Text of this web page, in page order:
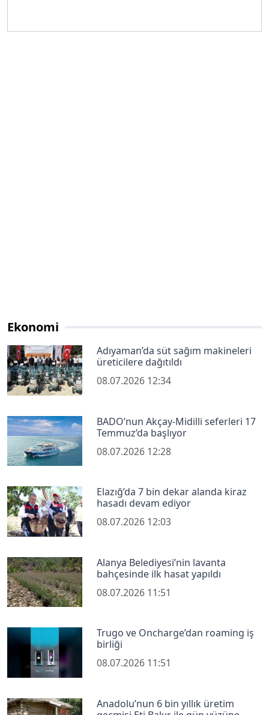
Ekonomi
Adıyaman’da süt sağım makineleri
üreticilere dağıtıldı
08.07.2026 12:34
BADO’nun Akçay-Midilli seferleri 17
Temmuz’da başlıyor
08.07.2026 12:28
Elazığ’da 7 bin dekar alanda kiraz
hasadı devam ediyor
08.07.2026 12:03
Alanya Belediyesi’nin lavanta
bahçesinde ilk hasat yapıldı
08.07.2026 11:51
Trugo ve Oncharge’dan roaming iş
birliği
08.07.2026 11:51
Anadolu’nun 6 bin yıllık üretim